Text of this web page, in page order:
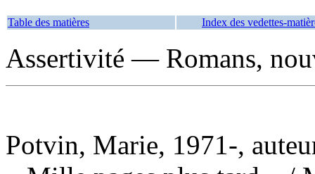
Table des matières Index des vedettes-
Assertivité — Romans,
Potvin, Marie, 1971-,